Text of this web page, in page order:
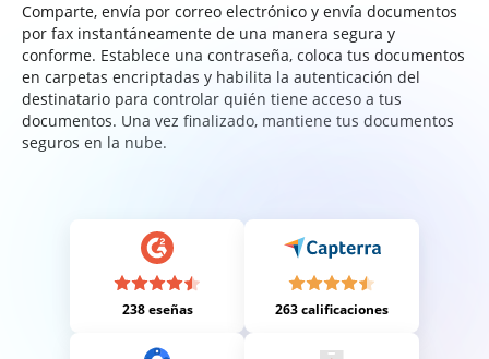
Comparte, envía por correo electrónico y envía documentos
por fax instantáneamente de una manera segura y
conforme. Establece una contraseña, coloca tus documentos
en carpetas encriptadas y habilita la autenticación del
destinatario para controlar quién tiene acceso a tus
documentos. Una vez finalizado, mantiene tus documentos
seguros en la nube.
238 eseñas 263 calificaciones